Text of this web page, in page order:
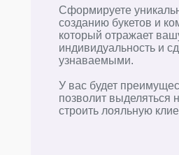
Сформируете
созданию букетов и
который отражает
индивидуальность и
узнаваемыми.
У вас будет
позволит выделяться
строить лояльную